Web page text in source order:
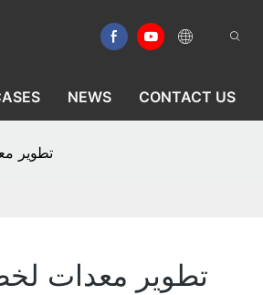
NEWS CONTACT US
تطوير
تطوير معدات